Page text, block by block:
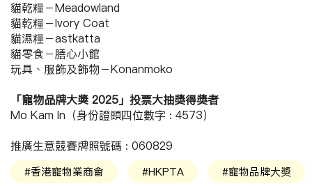
貓乾糧－Meadowland
貓乾糧－Ivory Coat
貓濕糧－astkatta
貓零食－膳心小館
玩具、服飾及飾物－Konanmoko
「寵物品牌大奬 2025」投票大抽獎得獎者
Mo Kam In（身份證頭四位數字 : 4573）
推廣生意競賽牌照號碼 : 060829
#香港寵物業商會 #HKPTA #寵物品牌大奬